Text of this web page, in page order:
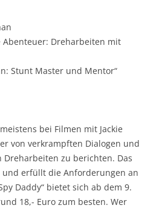
Abenteuer: Dreharbeiten mit
Stunt Master und Mentor“
bei Filmen mit Jackie
von verkrampften Dialogen und
Dreharbeiten zu berichten. Das
erfüllt die Anforderungen an
Daddy“ bietet sich ab dem 9.
18,- Euro zum besten. Wer